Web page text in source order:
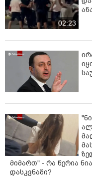
02:23
მიმართ" - რა წერია
დასკვნაში?